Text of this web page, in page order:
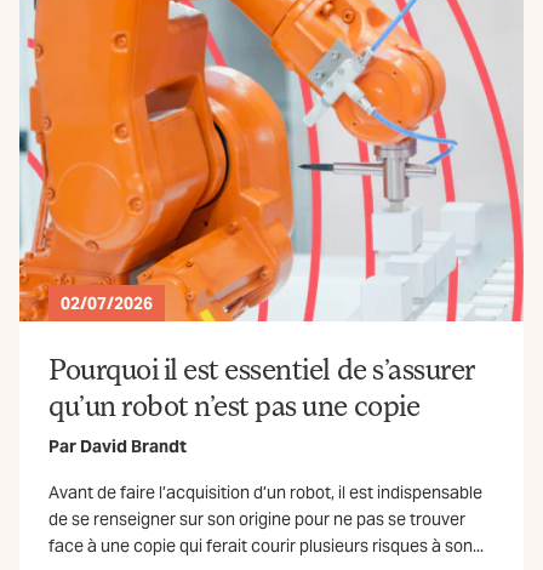
02/07/2026
Pourquoi il est essentiel de s’assurer
qu’un robot n’est pas une copie
Par David Brandt
Avant de faire l’acquisition d’un robot, il est indispensable
de se renseigner sur son origine pour ne pas se trouver
face à une copie qui ferait courir plusieurs risques à son...